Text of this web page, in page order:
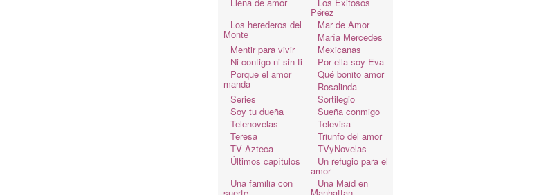
Pérez
Los herederos del
Monte
Mar de Amor
María Mercedes
Mentir para vivir
Mexicanas
Ni contigo ni sin ti
Por ella soy Eva
Porque el amor
manda
Qué bonito amor
Rosalinda
Series
Sortilegio
Soy tu dueña
Sueña conmigo
Telenovelas
Televisa
Teresa
Triunfo del amor
TV Azteca
TVyNovelas
Últimos capítulos
Un refugio para el
amor
Una familia con
Una Maid en